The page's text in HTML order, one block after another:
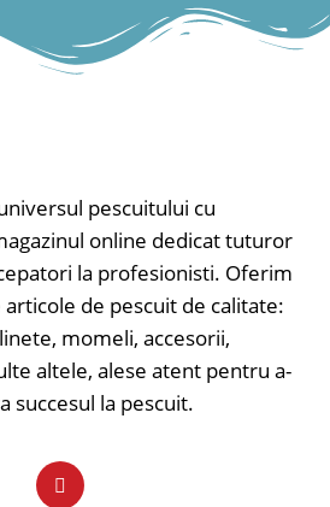
pescuitului cu
online dedicat tuturor
la profesionisti. Oferim
articole de pescuit de calitate:
momeli, accesorii,
altele, alese atent pentru a-
succesul la pescuit.